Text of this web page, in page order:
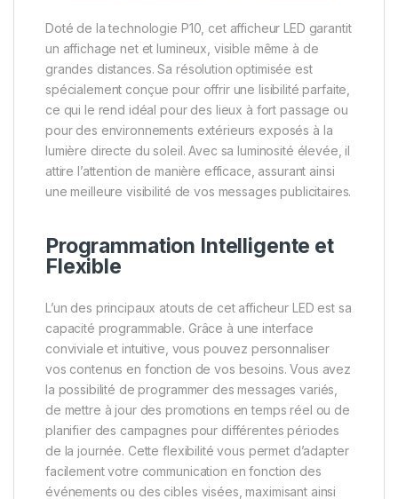
Doté de la technologie P10, cet afficheur LED garantit
un affichage net et lumineux, visible même à de
grandes distances. Sa résolution optimisée est
spécialement conçue pour offrir une lisibilité parfaite,
ce qui le rend idéal pour des lieux à fort passage ou
pour des environnements extérieurs exposés à la
lumière directe du soleil. Avec sa luminosité élevée, il
attire l’attention de manière efficace, assurant ainsi
une meilleure visibilité de vos messages publicitaires.
Programmation Intelligente et
Flexible
L’un des principaux atouts de cet afficheur LED est sa
capacité programmable. Grâce à une interface
conviviale et intuitive, vous pouvez personnaliser
vos contenus en fonction de vos besoins. Vous avez
la possibilité de programmer des messages variés,
de mettre à jour des promotions en temps réel ou de
planifier des campagnes pour différentes périodes
de la journée. Cette flexibilité vous permet d’adapter
facilement votre communication en fonction des
événements ou des cibles visées, maximisant ainsi